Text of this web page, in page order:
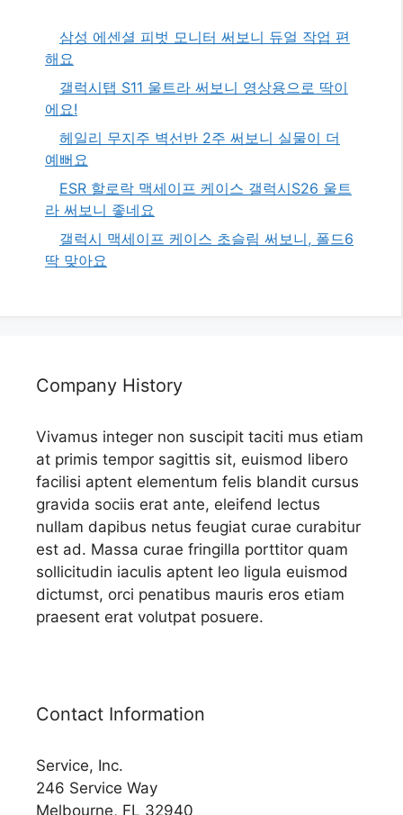
삼성 에센셜 피벗 모니터 써보니 듀얼 작업 편
해요
갤럭시탭 S11 울트라 써보니 영상용으로 딱이
에요!
헤일리 무지주 벽선반 2주 써보니 실물이 더
예뻐요
ESR 할로락 맥세이프 케이스 갤럭시S26 울트
라 써보니 좋네요
갤럭시 맥세이프 케이스 초슬림 써보니, 폴드6
딱 맞아요
Company History
Vivamus integer non suscipit taciti mus etiam
at primis tempor sagittis sit, euismod libero
facilisi aptent elementum felis blandit cursus
gravida sociis erat ante, eleifend lectus
nullam dapibus netus feugiat curae curabitur
est ad. Massa curae fringilla porttitor quam
sollicitudin iaculis aptent leo ligula euismod
dictumst, orci penatibus mauris eros etiam
praesent erat volutpat posuere.
Contact Information
Service, Inc.
246 Service Way
Melbourne, FL 32940